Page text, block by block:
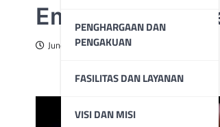
PENGHARGAAN DAN
PENGAKUAN
FASILITAS DAN LAYANAN
VISI DAN MISI
Emas Terbang
June 10, 2025